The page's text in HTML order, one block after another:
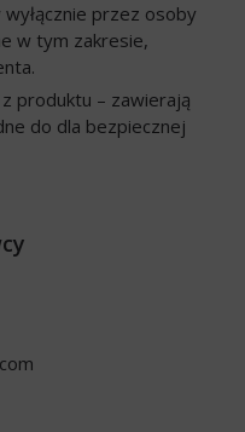
przez osoby
w tym zakresie,
produktu – zawierają
do dla bezpiecznej